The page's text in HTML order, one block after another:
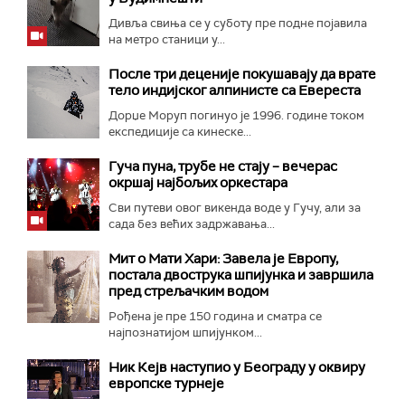
Дивља свиња се у суботу пре подне појавила
на метро станици у...
После три деценије покушавају да врате
тело индијског алпинисте са Евереста
Дорџе Моруп погинуо је 1996. године током
експедиције са кинеске...
Гуча пуна, трубе не стају – вечерас
окршај најбољих оркестара
Сви путеви овог викенда воде у Гучу, али за
сада без већих задржавања...
Мит о Мати Хари: Завела је Европу,
постала двострука шпијунка и завршила
пред стрељачким водом
Рођена је пре 150 година и сматра се
најпознатијом шпијунком...
Ник Кејв наступио у Београду у оквиру
европске турнеје